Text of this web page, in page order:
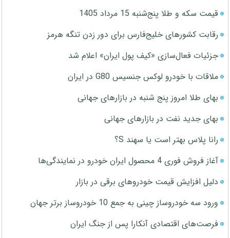
قیمت سکه و طلا پنج‌شنبه 15 مرداد 1405
رقابت کشورهای خلیج‌فارس برای دور زدن تنگه هرمز
جزئیات فعال‌سازی «کیف پول ایران» اعلام شد
ملاقات با خودرو لوکس جنسیس G80 در ایران
بهای طلا امروز پنج شنبه در بازارهای جهانی
بهای جدید نفت در بازارهای جهانی
رانا پلاس بهتر است یا سهند S؟
آغاز فروش فوری 4 محصول ایران خودرو در نمایندگی‌ها
دلیل افزایش قیمت خودروهای برقی در بازار
ورود سه خودروساز چینی به جمع 10 خودروساز برتر جهان
فرصت‌های اقتصادی آنکارا پس از جنگ ایران